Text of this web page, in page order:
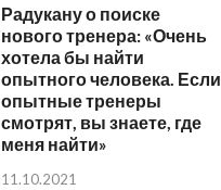
Радукану о поиске
нового тренера: «Очень
хотела бы найти
опытного человека. Если
опытные тренеры
смотрят, вы знаете, где
меня найти»
11.10.2021